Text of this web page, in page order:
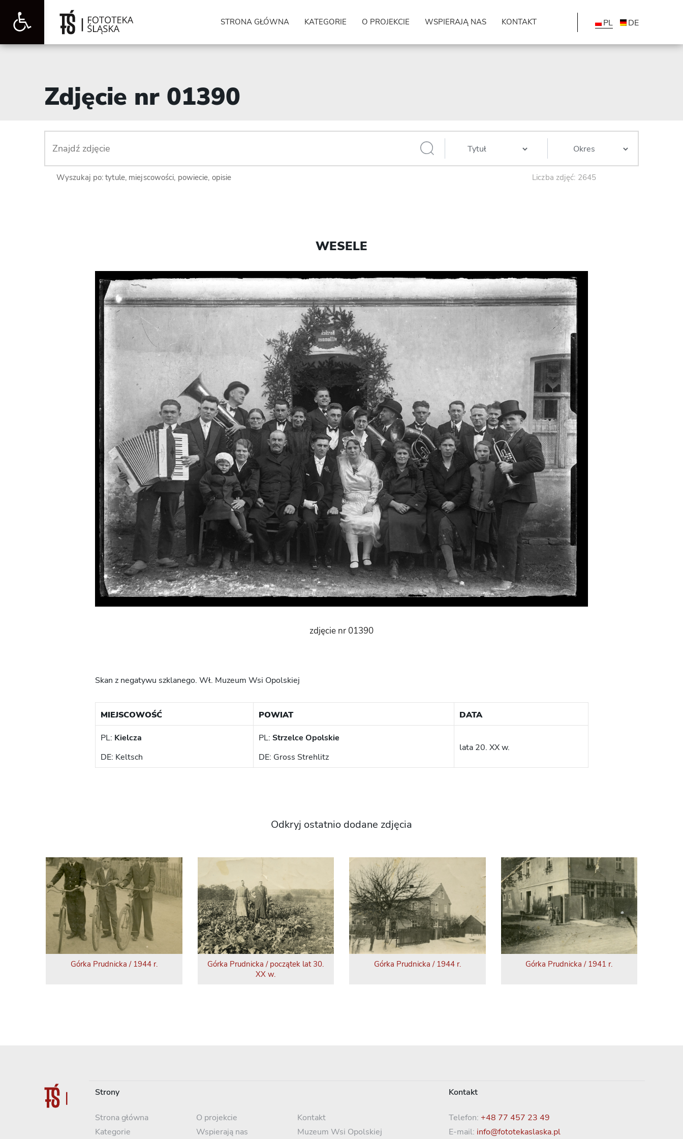
Otwórz
narzędzi
STRONA GŁÓWNA KATEGORIE O PROJEKCIE WSPIERAJĄ NAS KONTAKT PL DE
Zdjęcie nr 01390
Wyszukaj po: tytule, miejscowości, powiecie, opisie Liczba zdjęć: 2645
WESELE
zdjęcie nr 01390
Skan z negatywu szklanego. Wł. Muzeum Wsi Opolskiej
MIEJSCOWOŚĆ POWIAT DATA
PL: Kielcza
DE: Keltsch
PL: Strzelce Opolskie
DE: Gross Strehlitz
lata 20. XX w.
Odkryj ostatnio dodane zdjęcia
Górka Prudnicka / 1944 r.
Górka Prudnicka / początek lat 30.
XX w.
Górka Prudnicka / 1944 r. Górka Prudnicka / 1941 r.
Strony
Strona główna
Kategorie
O projekcie
Wspierają nas
Kontakt
Muzeum Wsi Opolskiej
Kontakt
Telefon: +48 77 457 23 49
E-mail: info@fototekaslaska.pl